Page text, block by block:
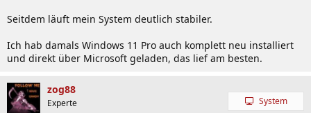
Seitdem läuft mein System deutlich stabiler.
Ich hab damals Windows 11 Pro auch komplett neu installiert
und direkt über Microsoft geladen, das lief am besten.
zog88
Experte System